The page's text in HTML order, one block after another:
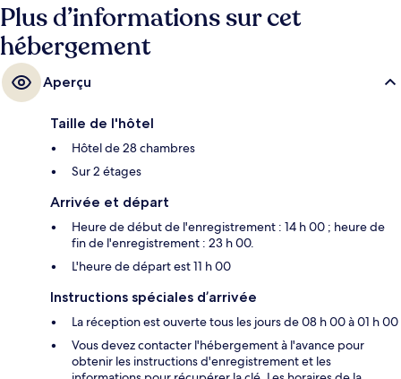
Plus d’informations sur cet
hébergement
Aperçu
Taille de l'hôtel
Hôtel de 28 chambres
Sur 2 étages
Arrivée et départ
Heure de début de l'enregistrement : 14 h 00 ; heure de
fin de l'enregistrement : 23 h 00.
L'heure de départ est 11 h 00
Instructions spéciales d’arrivée
La réception est ouverte tous les jours de 08 h 00 à 01 h 00
Vous devez contacter l'hébergement à l'avance pour
obtenir les instructions d'enregistrement et les